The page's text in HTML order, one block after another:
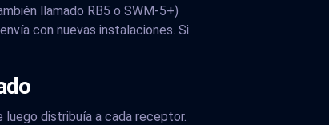
llamado RB5 o SWM-5+)
con nuevas instalaciones. Si
luego distribuía a cada receptor.